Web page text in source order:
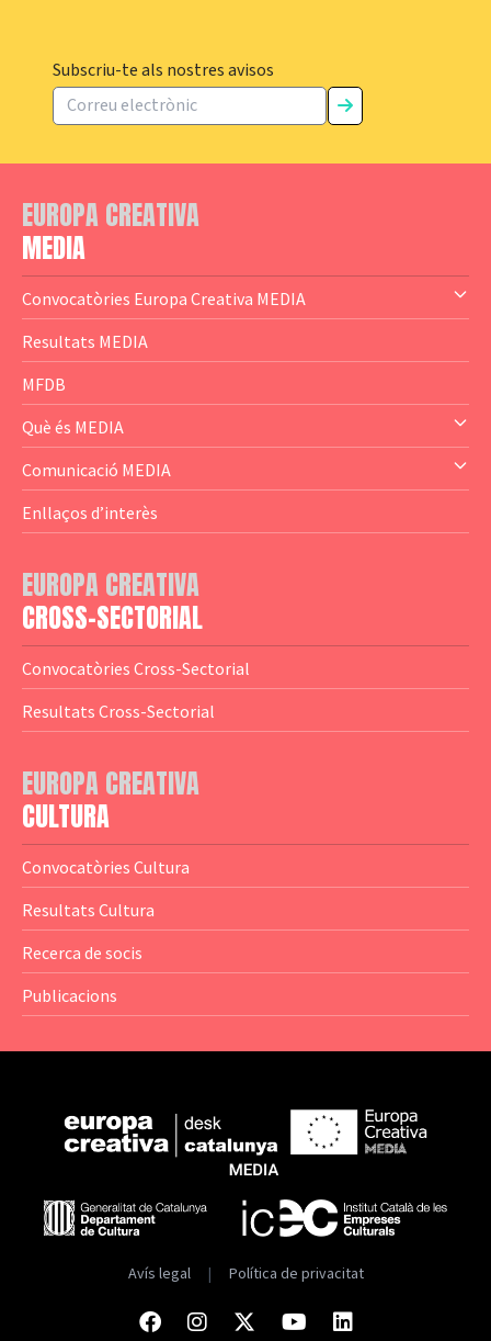
Subscriu-te als nostres avisos
EUROPA CREATIVA
MEDIA
Convocatòries Europa Creativa MEDIA
— Content Cluster
— Business Cluster
— Audience Cluster
— Altres
Resultats MEDIA
MFDB
Què és MEDIA
— El subprograma MEDIA
— Agència Executiva
— Logotips
Comunicació MEDIA
— Estrenes a Catalunya
— Notícies
— Guies MEDIA
— Altres Guies
— Presentacions
— Estudis
— Anuaris
— Catàlegs
— Estadístiques
Enllaços d’interès
EUROPA CREATIVA
CROSS-SECTORIAL
Convocatòries Cross-Sectorial
Resultats Cross-Sectorial
EUROPA CREATIVA
CULTURA
Convocatòries Cultura
Resultats Cultura
Recerca de socis
Publicacions
Avís legal | Política de privacitat
FacebookInstagram
TwitterYoutube